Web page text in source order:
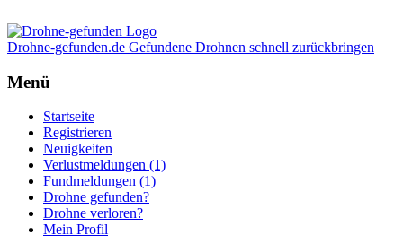
Drohne-gefunden.de Gefundene Drohnen schnell zurückbringen
Menü
Startseite
Registrieren
Neuigkeiten
Verlustmeldungen (1)
Fundmeldungen (1)
Drohne gefunden?
Drohne verloren?
Mein Profil